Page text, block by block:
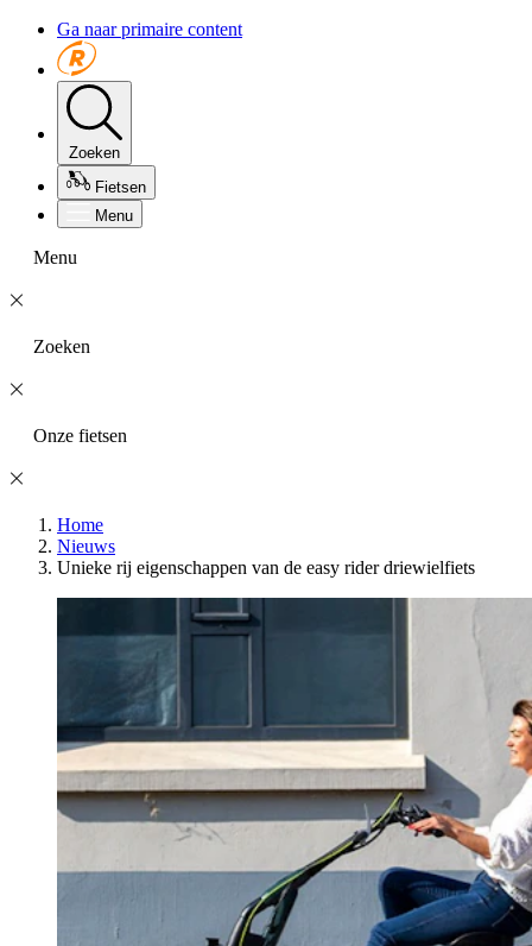
Ga naar primaire content
Zoeken
Fietsen
Menu
Menu
Zoeken
Onze fietsen
Home
Nieuws
Unieke rij eigenschappen van de easy rider driewielfiets